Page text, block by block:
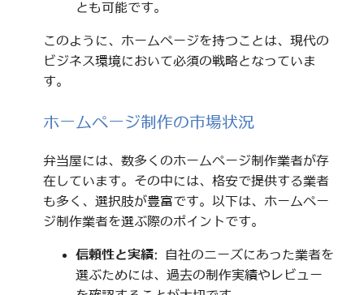
とも可能です。
このように、ホームページを持つことは、現代の
ビジネス環境において必須の戦略となっていま
す。
ホームページ制作の市場状況
弁当屋には、数多くのホームページ制作業者が存
在しています。その中には、格安で提供する業者
も多く、選択肢が豊富です。以下は、ホームペー
ジ制作業者を選ぶ際のポイントです。
信頼性と実績: 自社のニーズにあった業者を
選ぶためには、過去の制作実績やレビュー